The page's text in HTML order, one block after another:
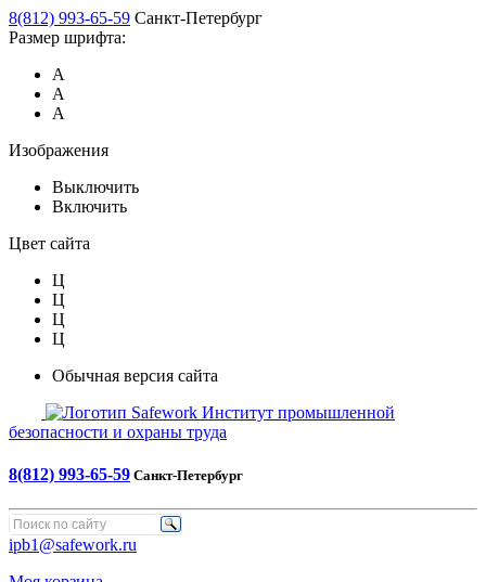
8(812) 993-65-59 Санкт-Петербург
Размер шрифта:
А
А
А
Изображения
Выключить
Включить
Цвет сайта
Ц
Ц
Ц
Ц
Обычная версия сайта
Safework Институт промышленной
безопасности и охраны труда
8(812) 993-65-59 Санкт-Петербург
ipb1@safework.ru